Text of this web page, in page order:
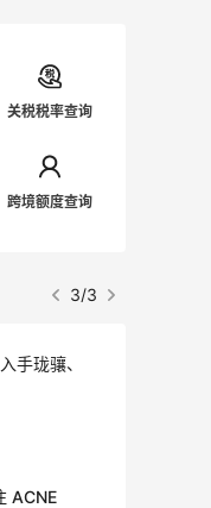
关税税率查询
跨境额度查询
1/3
！入球
购巴黎世